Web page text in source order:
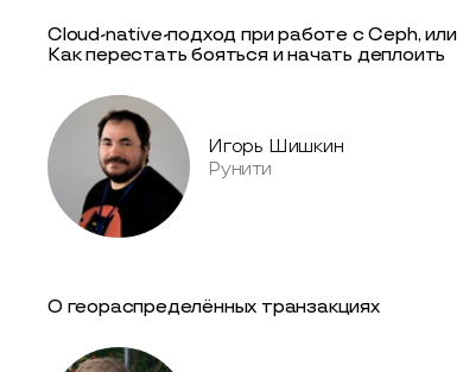
Cloud-native-подход при работе с Ceph, или
Как перестать бояться и начать деплоить
Игорь Шишкин
Рунити
О геораспределённых транзакциях